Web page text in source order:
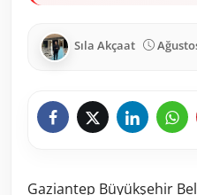
Sıla Akçaat
Gaziantep Büyükşehir